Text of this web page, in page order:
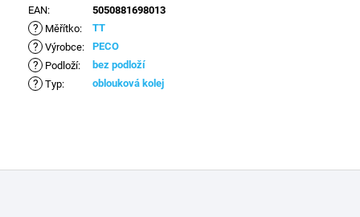
EAN: 5050881698013
? Měřítko: TT
? Výrobce: PECO
? Podloží: bez podloží
? Typ: oblouková kolej